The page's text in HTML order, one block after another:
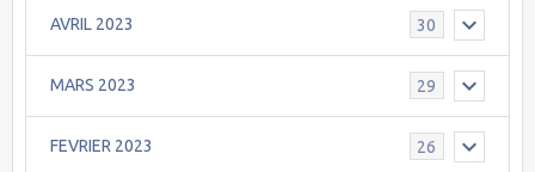
AVRIL 2023 30
MARS 2023 29
FEVRIER 2023 26